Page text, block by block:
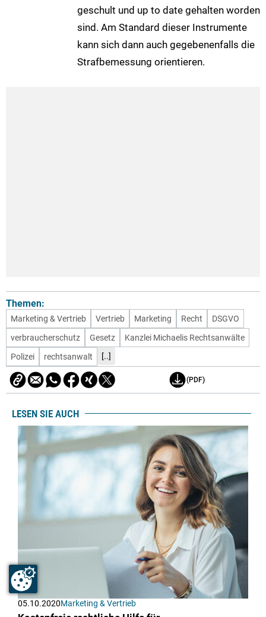
geschult und up to date gehalten worden
sind. Am Standard dieser Instrumente
kann sich dann auch gegebenenfalls die
Strafbemessung orientieren.
Themen:
Marketing & Vertrieb Vertrieb Marketing Recht
DSGVO
verbraucherschutz
Gesetz
Kanzlei Michaelis Rechtsanwälte
Polizei
rechtsanwalt [..]
(PDF)
LESEN SIE AUCH
05.10.2020Marketing & Vertrieb